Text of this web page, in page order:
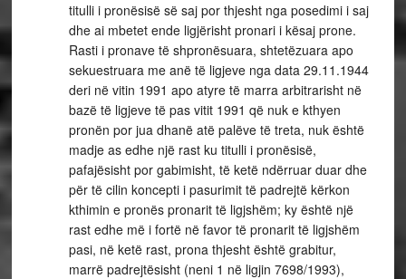
titulli i pronësisë së saj por thjesht nga posedimi i saj
dhe ai mbetet ende ligjërisht pronari i kësaj prone.
Rasti i pronave të shpronësuara, shtetëzuara apo
sekuestruara me anë të ligjeve nga data 29.11.1944
deri në vitin 1991 apo atyre të marra arbitrarisht në
bazë të ligjeve të pas vitit 1991 që nuk e kthyen
pronën por jua dhanë atë palëve të treta, nuk është
madje as edhe një rast ku titulli i pronësisë,
pafajësisht por gabimisht, të ketë ndërruar duar dhe
për të cilin koncepti i pasurimit të padrejtë kërkon
kthimin e pronës pronarit të ligjshëm; ky është një
rast edhe më i fortë në favor të pronarit të ligjshëm
pasi, në ketë rast, prona thjesht është grabitur,
marrë padrejtësisht (neni 1 në ligjin 7698/1993),